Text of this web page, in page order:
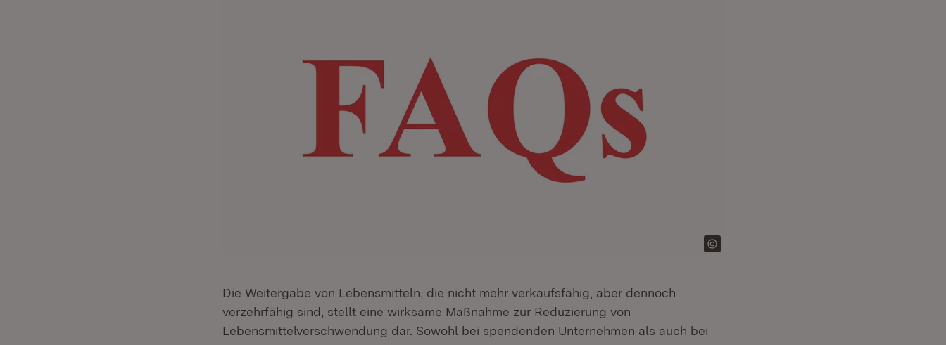
Die Weitergabe von Lebensmitteln, die nicht mehr verkaufsfähig, aber dennoch
verzehrfähig sind, stellt eine wirksame Maßnahme zur Reduzierung von
Lebensmittelverschwendung dar. Sowohl bei spendenden Unternehmen als auch bei